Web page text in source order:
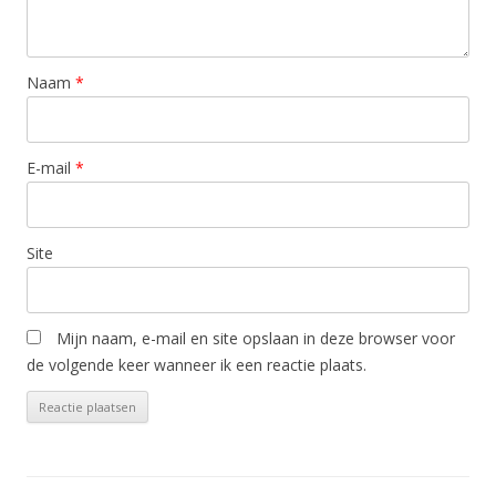
Naam *
E-mail *
Site
Mijn naam, e-mail en site opslaan in deze browser voor
de volgende keer wanneer ik een reactie plaats.